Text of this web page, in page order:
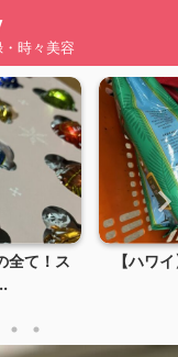
時々美容
イオンコ
【ハワ